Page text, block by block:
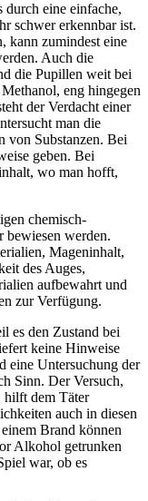
durch eine einfache,
schwer erkennbar ist.
kann zumindest eine
Auch die
die Pupillen weit bei
eng hingegen
der Verdacht einer
man die
von Substanzen. Bei
geben. Bei
wo man hofft,
chemisch-
bewiesen werden.
Mageninhalt,
des Auges,
aufbewahrt und
zur Verfügung.
es den Zustand bei
keine Hinweise
eine Untersuchung der
Sinn. Der Versuch,
hilft dem Täter
auch in diesen
Brand können
Alkohol getrunken
war, ob es